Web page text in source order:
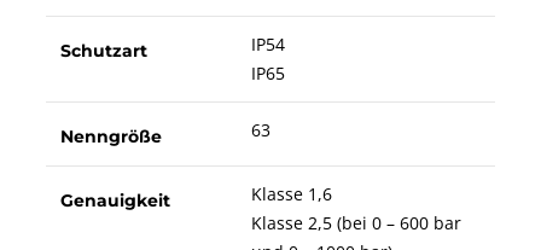
Schutzart
IP54
IP65
Nenngröße 63
Genauigkeit
Klasse 1,6
Klasse 2,5 (bei 0 – 600 bar